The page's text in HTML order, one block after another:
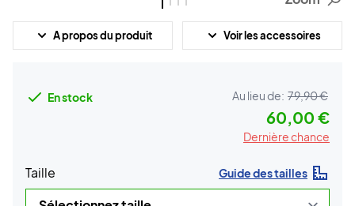
A propos du produit Voir les accessoires
En stock Au lieu de: 79,90 €
60,00 €
Dernière chance
Taille Guide des tailles